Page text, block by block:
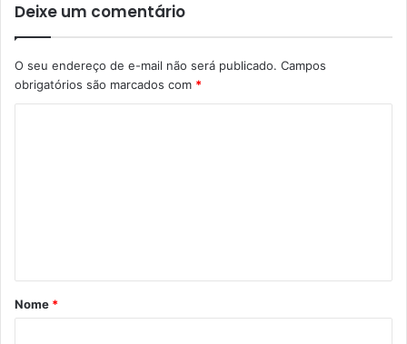
Deixe um comentário
O seu endereço de e-mail não será publicado. Campos
obrigatórios são marcados com *
á
r
Nome *